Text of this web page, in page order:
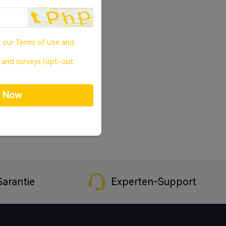
Experten-Support
our Terms of Use and
and surveys (opt-out
Now